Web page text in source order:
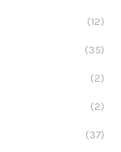
(12)
(35)
(2)
(2)
(37)